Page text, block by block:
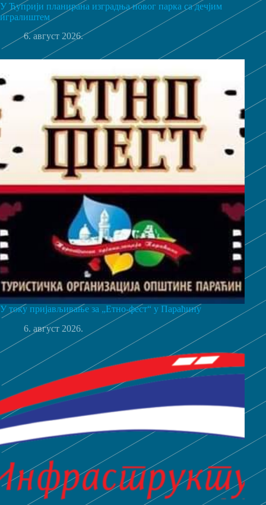
У Ћуприји планирана изградња новог парка са дечјим
игралиштем
6. август 2026.
У току пријављивање за „Етно-фест“ у Параћину
6. август 2026.